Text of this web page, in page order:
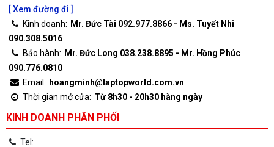
[ Xem đường đi ]
Kinh doanh: Mr. Đức Tài 092.977.8866 - Ms. Tuyết Nhi
090.308.5016
Bảo hành: Mr. Đức Long 038.238.8895 - Mr. Hồng Phúc
090.776.0810
Email: hoangminh@laptopworld.com.vn
Thời gian mở cửa: Từ 8h30 - 20h30 hàng ngày
KINH DOANH PHÂN PHỐI
Tel: